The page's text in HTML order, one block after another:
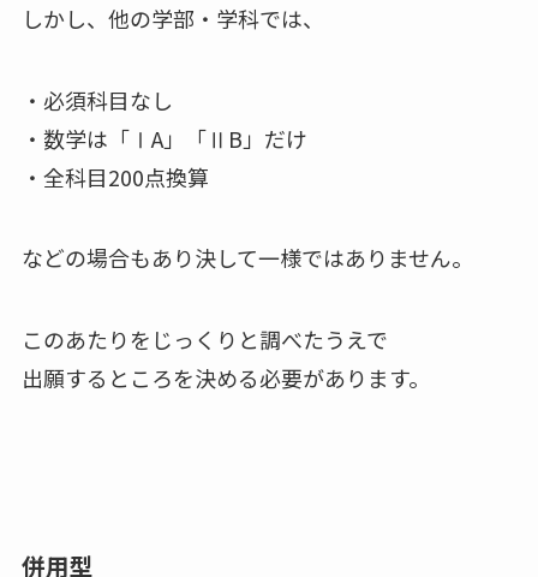
しかし、他の学部・学科では、
・必須科目なし
・数学は「ⅠA」「ⅡB」だけ
・全科目200点換算
などの場合もあり決して一様ではありません。
このあたりをじっくりと調べたうえで
出願するところを決める必要があります。
併用型